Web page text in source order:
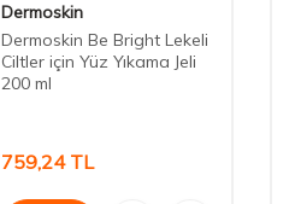
Dermoskin
Dermoskin Be Bright Lekeli
Ciltler için Yüz Yıkama Jeli
200 ml
759,24TL